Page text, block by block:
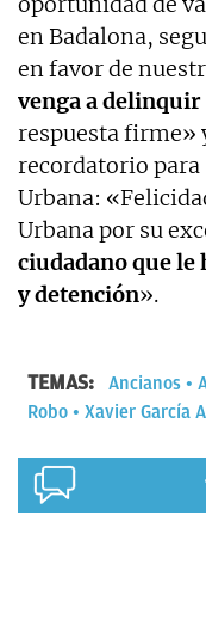
en Badalona,
en favor de
venga a delinquir
respuesta firme»
recordatorio para
Urbana:
Urbana por su
ciudadano que le
y detención».
TEMAS: Ancianos
Robo
Xavier García